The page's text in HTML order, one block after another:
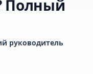
Полный
руководитель